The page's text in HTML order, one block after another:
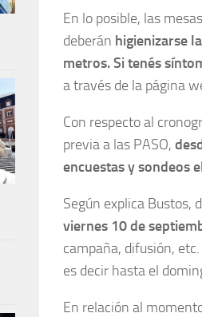
En lo posible, las
deberán higienizarse
metros.Si tenés
a través de la página
Con respecto al
previa a las PASO,
encuestas y sondeos
Según explica Bustos,
viernes 10 de
campaña, difusión, etc.
es decir hasta el
En relación al